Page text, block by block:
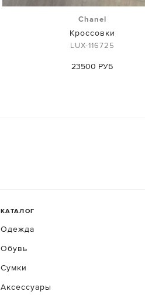
Chanel
Кроссовки
LUX-116725
23500 РУБ
КАТАЛОГ
Одежда
Обувь
Сумки
Аксессуары